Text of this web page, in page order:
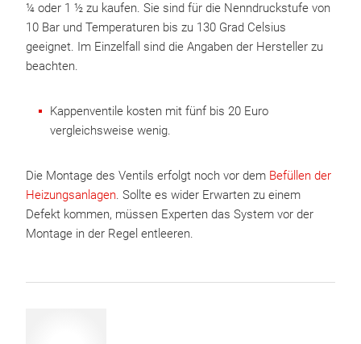
¼ oder 1 ½ zu kaufen. Sie sind für die Nenndruckstufe von
10 Bar und Temperaturen bis zu 130 Grad Celsius
geeignet. Im Einzelfall sind die Angaben der Hersteller zu
beachten.
Kappenventile kosten mit fünf bis 20 Euro
vergleichsweise wenig.
Die Montage des Ventils erfolgt noch vor dem Befüllen der
Heizungsanlagen. Sollte es wider Erwarten zu einem
Defekt kommen, müssen Experten das System vor der
Montage in der Regel entleeren.